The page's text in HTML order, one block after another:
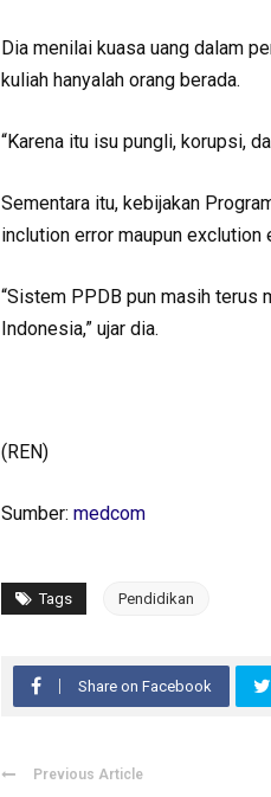
Dia menilai kuasa uang dalam
kuliah hanyalah orang berada.
“Karena itu isu pungli, korupsi,
Sementara itu, kebijakan
inclution error maupun exclution
“Sistem PPDB pun masih terus
Indonesia,” ujar dia.
(REN)
Sumber: medcom
Tags Pendidikan
Share on Facebook
Previous Article